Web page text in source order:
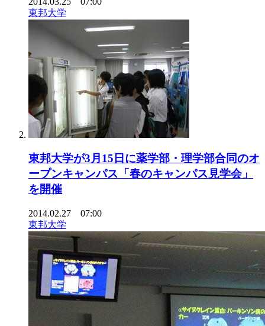
東邦大学
東邦大学が3月15日に薬学部・理学部合同のオ
ープンキャンパス「春のキャンパス見学会」
を開催
2014.02.27 07:00
東邦大学